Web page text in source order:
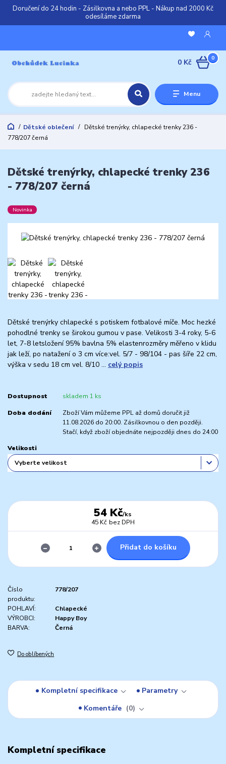
Doručení do 24 hodin - Zásilkovna a nebo PPL - Nákup nad 2000 Kč
odesíláme zdarma
Menu
0
0 Kč
Dětské oblečení
Dětské trenýrky, chlapecké trenky 236 -
778/207 černá
Dětské trenýrky, chlapecké trenky 236
- 778/207 černá
Novinka
Dětské trenýrky chlapecké s potiskem fotbalové míče. Moc hezké
pohodlné trenky se širokou gumou v pase. Velikosti 3-4 roky, 5-6
let, 7-8 letsložení 95% bavlna 5% elastenrozměry měřeno v klidu
jak leží, po natažení o 3 cm více:vel. 5/7 - 98/104 - pas šíře 22 cm,
výška v sedu 18 cm vel. 8/10 ... celý popis
Dostupnost skladem 1 ks
Doba dodání
Zboží Vám můžeme PPL až domů doručit již
11.08.2026 do 20:00. Zásilkovnou o den později.
Stačí, když zboží objednáte nejpozději dnes do 24:00
Velikosti
54 Kč/ks
45 Kč bez DPH
Přidat do košíku
Číslo
produktu:
778/207
POHLAVÍ:
Chlapecké
VÝROBCI:
Happy Boy
BARVA:
Černá
Do oblíbených
Kompletní specifikace
Parametry
Komentáře
0
Kompletní specifikace